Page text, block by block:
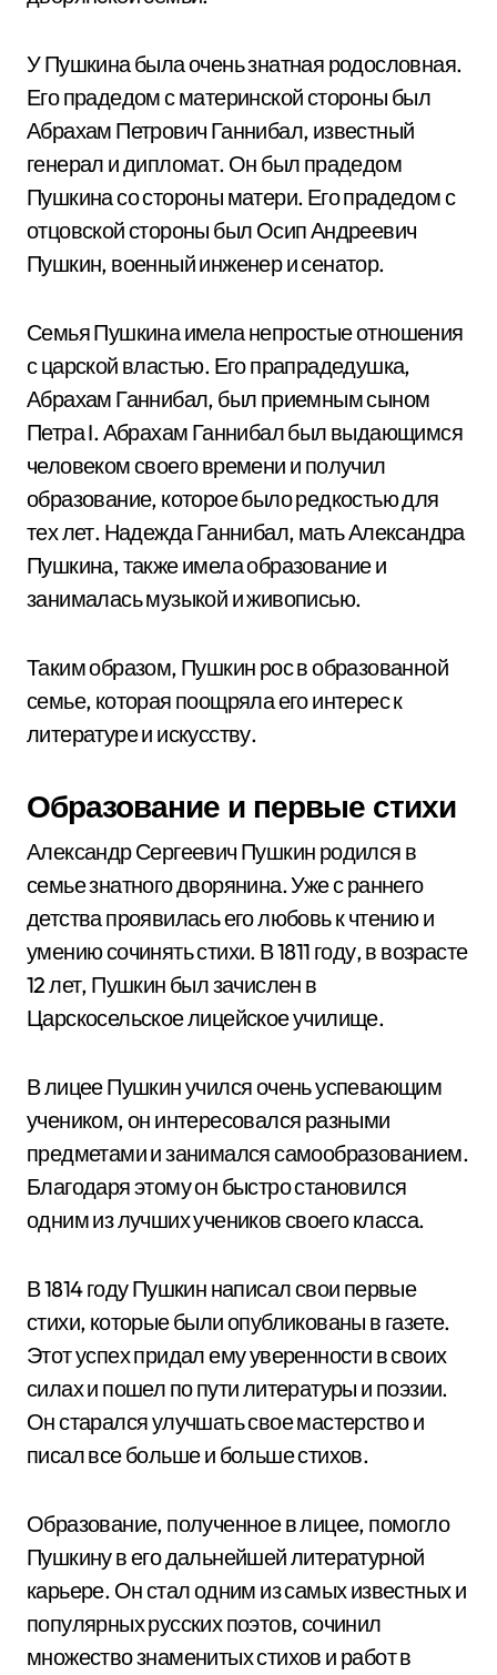
У Пушкина была очень знатная родословная.
Его прадедом с материнской стороны был
Абрахам Петрович Ганнибал, известный
генерал и дипломат. Он был прадедом
Пушкина со стороны матери. Его прадедом с
отцовской стороны был Осип Андреевич
Пушкин, военный инженер и сенатор.
Семья Пушкина имела непростые отношения
с царской властью. Его прапрадедушка,
Абрахам Ганнибал, был приемным сыном
Петра I. Абрахам Ганнибал был выдающимся
человеком своего времени и получил
образование, которое было редкостью для
тех лет. Надежда Ганнибал, мать Александра
Пушкина, также имела образование и
занималась музыкой и живописью.
Таким образом, Пушкин рос в образованной
семье, которая поощряла его интерес к
литературе и искусству.
Образование и первые стихи
Александр Сергеевич Пушкин родился в
семье знатного дворянина. Уже с раннего
детства проявилась его любовь к чтению и
умению сочинять стихи. В 1811 году, в возрасте
12 лет, Пушкин был зачислен в
Царскосельское лицейское училище.
В лицее Пушкин учился очень успевающим
учеником, он интересовался разными
предметами и занимался самообразованием.
Благодаря этому он быстро становился
одним из лучших учеников своего класса.
В 1814 году Пушкин написал свои первые
стихи, которые были опубликованы в газете.
Этот успех придал ему уверенности в своих
силах и пошел по пути литературы и поэзии.
Он старался улучшать свое мастерство и
писал все больше и больше стихов.
Образование, полученное в лицее, помогло
Пушкину в его дальнейшей литературной
карьере. Он стал одним из самых известных и
популярных русских поэтов, сочинил
множество знаменитых стихов и работ в